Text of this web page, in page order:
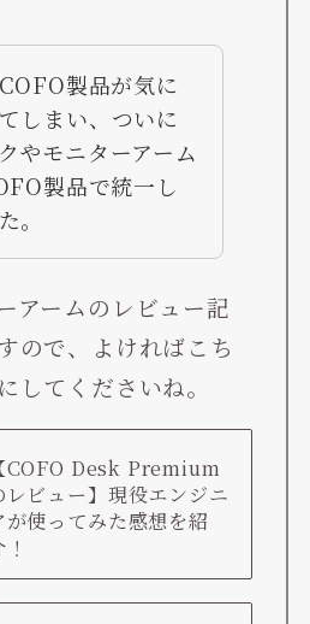
製品が気に
しまい、ついに
やモニターアーム
製品で統一し
。
アームのレビュー記
ので、よければこち
してくださいね。
【COFO Desk Premium
レビュー】現役エンジニ
が使ってみた感想を紹